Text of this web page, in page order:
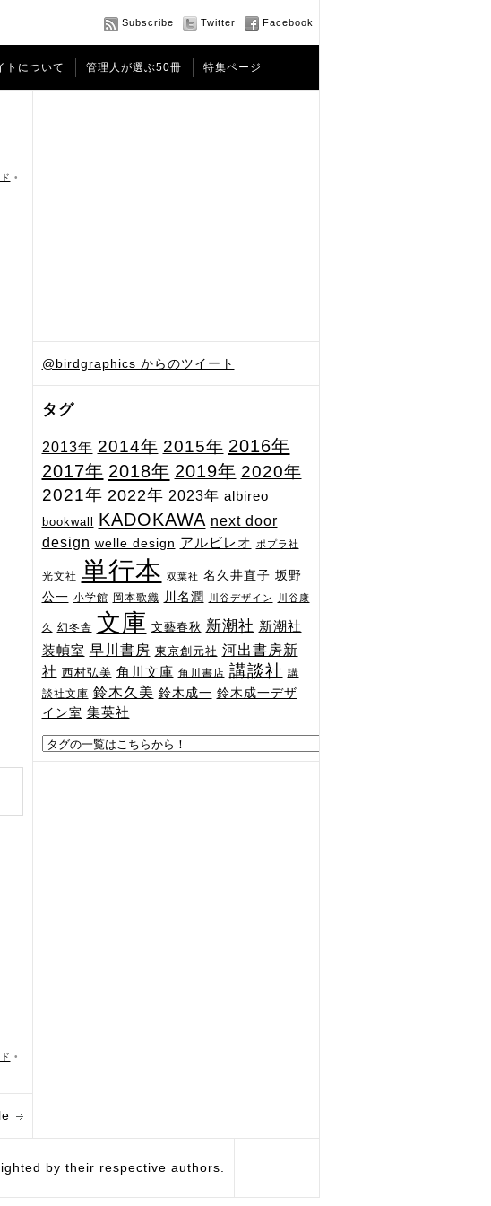
Subscribe Twitter Facebook
トについて 管理人が選ぶ50冊 特集ページ
@birdgraphics からのツイート
タグ
2013年 2014年 2015年 2016年
2017年 2018年 2019年 2020年
2021年 2022年 2023年 albireo
bookwall KADOKAWA next door
design welle design アルビレオ ポプラ社
光文社 単行本 双葉社 名久井直子 坂野
公一 小学館 岡本歌織 川名潤 川谷デザイン 川谷康
久 幻冬舎 文庫 文藝春秋 新潮社 新潮社
装幀室 早川書房 東京創元社 河出書房新
社 西村弘美 角川文庫 角川書店 講談社 講
談社文庫 鈴木久美 鈴木成一 鈴木成一デザ
イン室 集英社
•
•
by their respective authors.